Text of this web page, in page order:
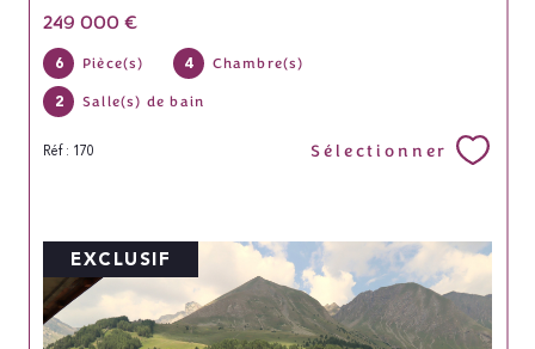
249 000 €
6 Pièce(s) 4 Chambre(s)
2 Salle(s) de bain
Réf : 170 Sélectionner
EXCLUSIF